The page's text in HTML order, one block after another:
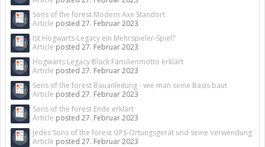
Sons of the forest Modern Axe Standort
Article posted 27. Februar 2023
Ist Hogwarts-Legacy ein Mehrspieler-Spiel?
Article posted 27. Februar 2023
Hogwarts Legacy Black Familienmotto erklärt
Article posted 27. Februar 2023
Sons of the forest Bauanleitung - wie man seine Basis baut
Article posted 27. Februar 2023
Sons of the forest Ende erklärt
Article posted 27. Februar 2023
Jedes Sons of the forest GPS-Ortungsgerät und seine Verwendung
Article posted 27. Februar 2023